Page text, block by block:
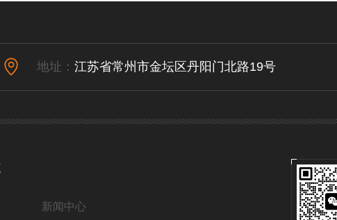
地址： 江苏省常州市金坛区丹阳门北路19号
新闻中心